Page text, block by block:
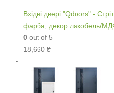
Вхідні двері "Qdoors" -
фарба, декор лакобель/
0 out of 5
18,660 ₴